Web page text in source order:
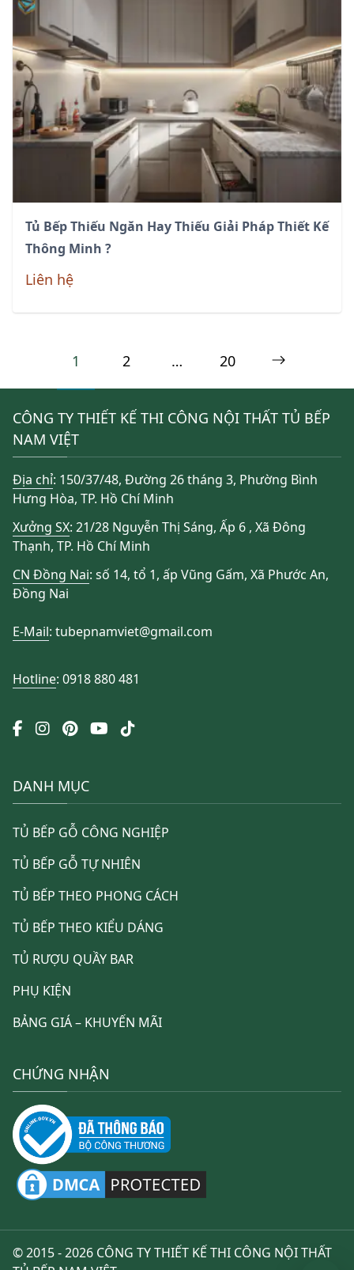
Tủ Bếp Thiếu Ngăn Hay Thiếu Giải Pháp Thiết Kế
Thông Minh ?
Liên hệ
viết
Page
1 Page
2 … Page
20
Next
CÔNG TY THIẾT KẾ THI CÔNG NỘI THẤT TỦ BẾP
NAM VIỆT
Địa chỉ: 150/37/48, Đường 26 tháng 3, Phường Bình
Hưng Hòa, TP. Hồ Chí Minh
Xưởng SX: 21/28 Nguyễn Thị Sáng, Ấp 6 , Xã Đông
Thạnh, TP. Hồ Chí Minh
CN Đồng Nai: số 14, tổ 1, ấp Vũng Gấm, Xã Phước An,
Đồng Nai
E-Mail: tubepnamviet@gmail.com
Hotline: 0918 880 481
DANH MỤC
TỦ BẾP GỖ CÔNG NGHIỆP
TỦ BẾP GỖ TỰ NHIÊN
TỦ BẾP THEO PHONG CÁCH
TỦ BẾP THEO KIỂU DÁNG
TỦ RƯỢU QUẦY BAR
PHỤ KIỆN
BẢNG GIÁ – KHUYẾN MÃI
CHỨNG NHẬN
© 2015 - 2026 CÔNG TY THIẾT KẾ THI CÔNG NỘI THẤT